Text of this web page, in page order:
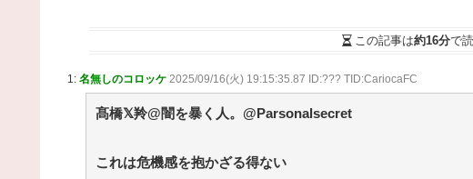
(8/6 20:04)
しまうwwwwww / NEWまとめサイトアンテナ！ NEW!
(8/6 20:01)
36歳の彼女と結婚したいのに、家族が猛反対。家族
Powered by livedoor 相互RSS
この記事は約16分で
1: 名無しのコロッケ 2025/09/16(火) 19:15:35.87 ID:??? TID:CariocaFC
髙橋𝕏羚@闇を暴く人。@Parsonalsecret
これは危機感を抱かざる得ない